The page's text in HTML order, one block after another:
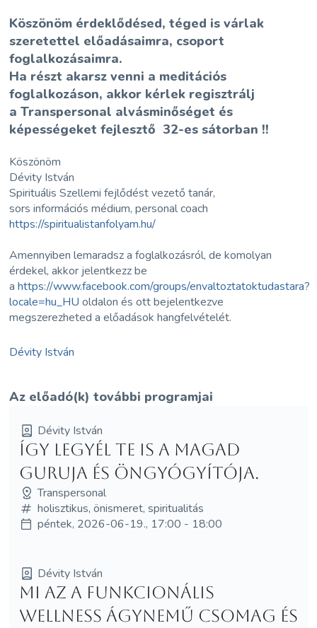
Köszönöm érdeklődésed, téged is várlak
szeretettel előadásaimra, csoport
foglalkozásaimra.
Ha részt akarsz venni a meditációs
foglalkozáson, akkor kérlek regisztrálj
a Transpersonal alvásminőséget és
képességeket fejlesztő 32-es sátorban !!
Köszönöm
Dévity István
Spirituális Szellemi fejlődést vezető tanár,
sors információs médium, personal coach
https://spiritualistanfolyam.hu/
Amennyiben lemaradsz a foglalkozásról, de komolyan
érdekel, akkor jelentkezz be
ahttps://www.facebook.com/groups/envaltoztatoktudastara?
locale=hu_HU oldalon és ott bejelentkezve
megszerezheted a előadások hangfelvételét.
Dévity István
Az előadó(k) további programjai
Dévity István
Így legyél te is a magad
guruja és öngyógyítója.
Transpersonal
holisztikus, önismeret, spiritualitás
péntek, 2026-06-19., 17:00 - 18:00
Dévity István
Mi az a funkcionális
wellness ágynemű csomag és